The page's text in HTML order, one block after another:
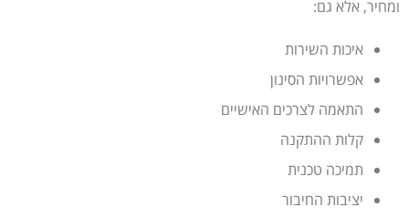
ומחיר, אלא גם:
איכות השירות
אפשרויות הסינון
התאמה לצרכים האישיים
קלות ההתקנה
תמיכה טכנית
יציבות החיבור